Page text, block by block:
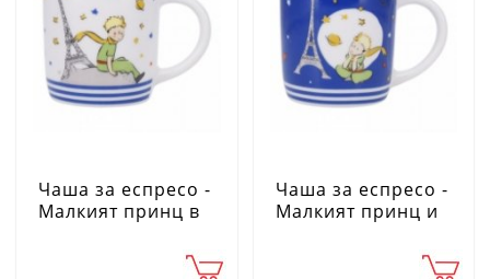
Чаша за еспресо -
Малкият принц в
Чаша за еспресо -
Малкият принц и